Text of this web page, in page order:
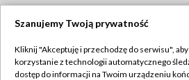
TVP
Szanujemy Twoją prywatność
Kliknij "Akceptuję i przechodzę do serwisu",
korzystanie z technologii automatycznego
dostęp do informacji na Twoim urządzeniu